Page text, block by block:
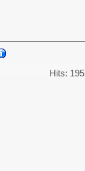
Hits: 195